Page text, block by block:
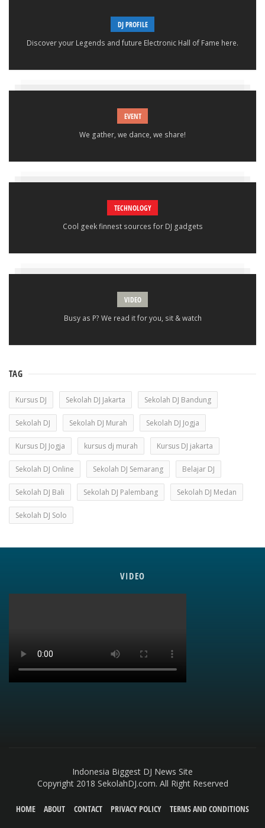
DJ PROFILE
Discover your Legends and future Electronic Hall of Fame here.
EVENT
We gather, we dance, we share!
TECHNOLOGY
Cool geek finnest sources for DJ gadgets
VIDEO
Busy as P? We read it for you, sit & watch
TAG
Kursus DJ Sekolah DJ Jakarta Sekolah DJ Bandung
Sekolah DJ Sekolah DJ Murah Sekolah DJ Jogja
Kursus DJ Jogja kursus dj murah Kursus DJ jakarta
Sekolah DJ Online Sekolah DJ Semarang Belajar DJ
Sekolah DJ Bali Sekolah DJ Palembang Sekolah DJ Medan
Sekolah DJ Solo
VIDEO
Indonesia Biggest DJ News Site
Copyright 2018 SekolahDJ.com. All Right Reserved
HOME ABOUT CONTACT PRIVACY POLICY TERMS AND CONDITIONS